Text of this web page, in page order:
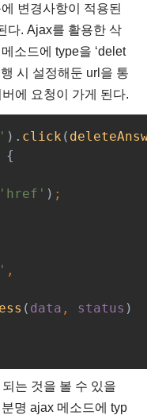
변경사항이 적용된
다. Ajax를 활용한 삭
소드에 type을 ‘delet
시 설정해둔 url을 통
에 요청이 가게 된다.
). click (
{
'href' ) ;
,
( data , status )
는 것을 볼 수 있을
명 ajax 메소드에 typ